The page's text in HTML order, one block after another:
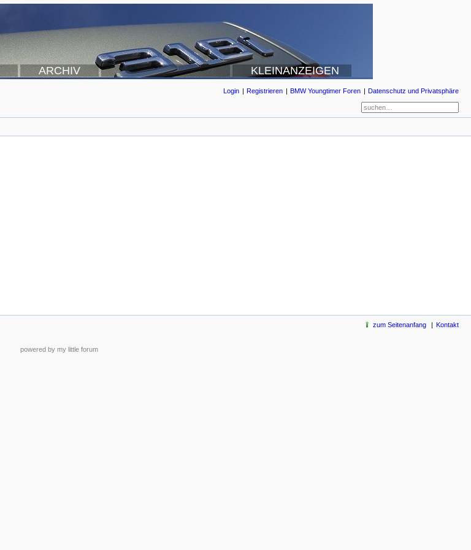
ARCHIV KLEINANZEIGEN
Login Registrieren BMW Youngtimer Foren Datenschutz und Privatsphäre
zum Seitenanfang Kontakt
powered by my little forum